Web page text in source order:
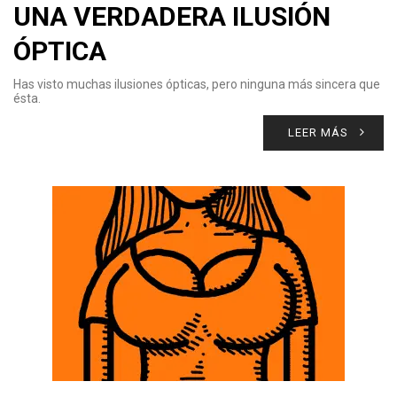
UNA VERDADERA ILUSIÓN
ÓPTICA
Has visto muchas ilusiones ópticas, pero ninguna más sincera que
ésta.
LEER MÁS